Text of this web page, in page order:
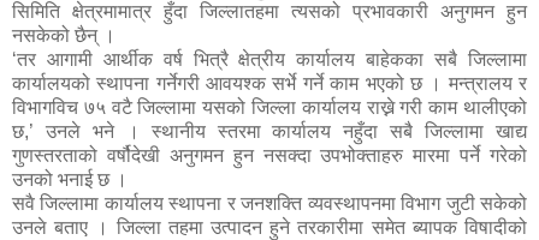
सिमिति क्षेत्रमामात्र हुँदा जिल्लातहमा त्यसको प्रभावकारी अनुगमन हुन
नसकेको छैन् ।
‘तर आगामी आर्थीक वर्ष भित्रै क्षेत्रीय कार्यालय बाहेकका सबै जिल्लामा
कार्यालयको स्थापना गर्नेगरी आवयश्क सर्भे गर्ने काम भएको छ । मन्त्रालय र
विभागविच ७५ वटै जिल्लामा यसको जिल्ला कार्यालय राख्ने गरी काम थालीएको
छ,’ उनले भने । स्थानीय स्तरमा कार्यालय नहुँदा सबै जिल्लामा खाद्य
गुणस्तरताको वर्षौदेखी अनुगमन हुन नसक्दा उपभोक्ताहरु मारमा पर्ने गरेको
उनको भनाई छ ।
सवै जिल्लामा कार्यालय स्थापना र जनशक्ति व्यवस्थापनमा विभाग जुटी सकेको
उनले बताए । जिल्ला तहमा उत्पादन हुने तरकारीमा समेत ब्यापक विषादीको